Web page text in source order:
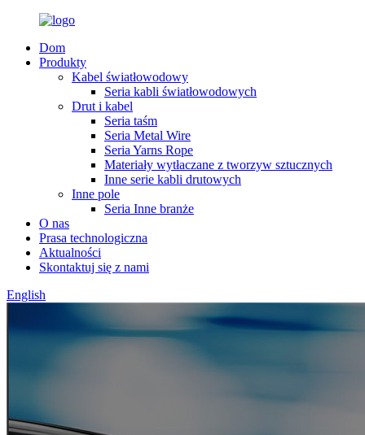
Dom
Produkty
Kabel światłowodowy
Seria kabli światłowodowych
Drut i kabel
Seria taśm
Seria Metal Wire
Seria Yarns Rope
Materiały wytłaczane z tworzyw sztucznych
Inne serie kabli drutowych
Inne pole
Seria Inne branże
O nas
Prasa technologiczna
Aktualności
Skontaktuj się z nami
English